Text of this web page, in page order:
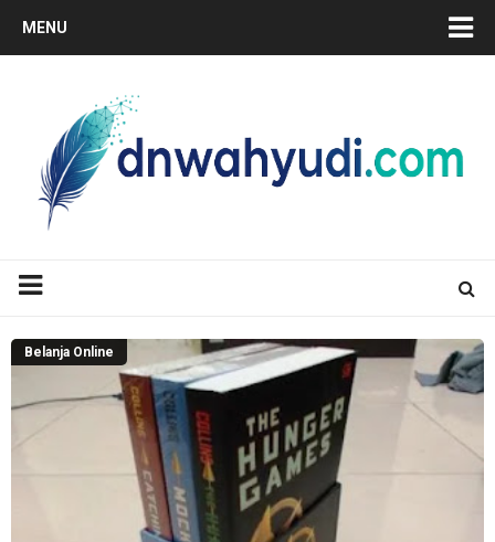
MENU
Belanja Online